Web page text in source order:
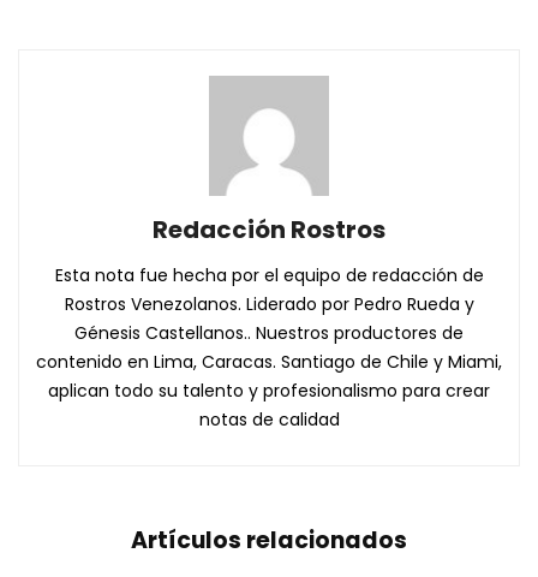
Redacción Rostros
Esta nota fue hecha por el equipo de redacción de
Rostros Venezolanos. Liderado por Pedro Rueda y
Génesis Castellanos.. Nuestros productores de
contenido en Lima, Caracas. Santiago de Chile y Miami,
aplican todo su talento y profesionalismo para crear
notas de calidad
Artículos relacionados